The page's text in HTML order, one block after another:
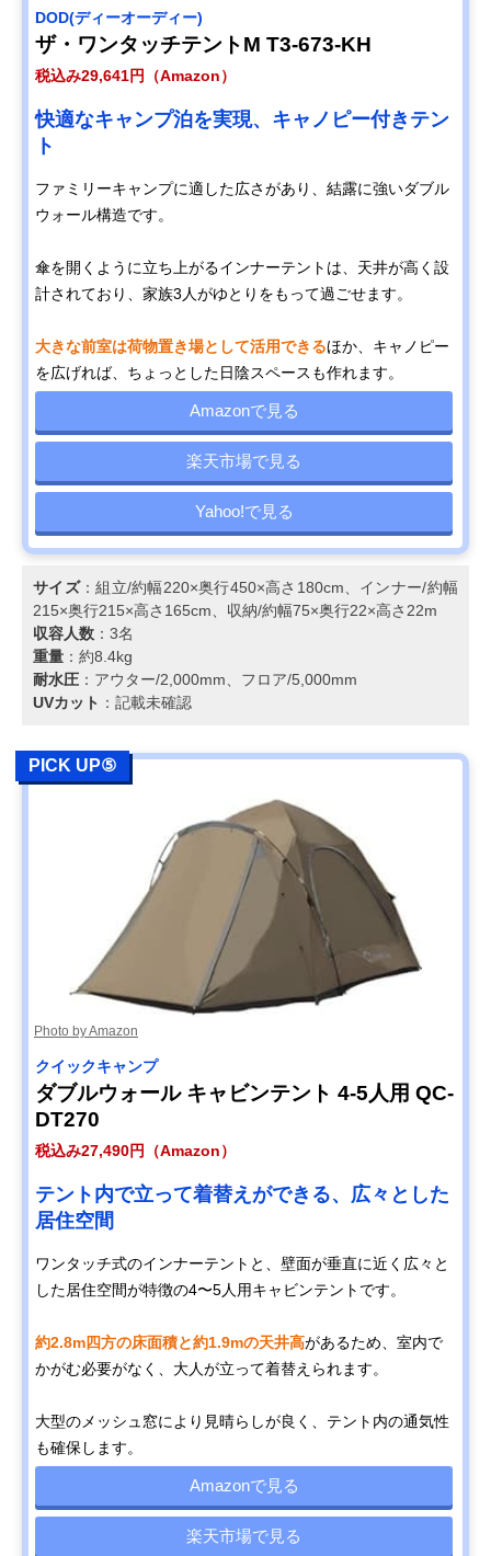
DOD(ディーオーディー)
ザ・ワンタッチテントM T3-673-KH
税込み29,641円（Amazon）
快適なキャンプ泊を実現、キャノピー付きテン
ト
ファミリーキャンプに適した広さがあり、結露に強いダブル
ウォール構造です。
傘を開くように立ち上がるインナーテントは、天井が高く設
計されており、家族3人がゆとりをもって過ごせます。
大きな前室は荷物置き場として活用できるほか、キャノピー
を広げれば、ちょっとした日陰スペースも作れます。
Amazonで見る
楽天市場で見る
Yahoo!で見る
サイズ：組立/約幅220×奥行450×高さ180cm、インナー/約幅
215×奥行215×高さ165cm、収納/約幅75×奥行22×高さ22m
収容人数 ：3名
重量 ：約8.4kg
耐水圧 ：アウター/2,000mm、フロア/5,000mm
UVカット ：記載未確認
PICK UP⑤
Photo by Amazon
クイックキャンプ
ダブルウォール キャビンテント 4-5人用 QC-
DT270
税込み27,490円（Amazon）
テント内で立って着替えができる、広々とした
居住空間
ワンタッチ式のインナーテントと、壁面が垂直に近く広々と
した居住空間が特徴の4〜5人用キャビンテントです。
約2.8m四方の床面積と約1.9mの天井高があるため、室内で
かがむ必要がなく、大人が立って着替えられます。
大型のメッシュ窓により見晴らしが良く、テント内の通気性
も確保します。
Amazonで見る
楽天市場で見る